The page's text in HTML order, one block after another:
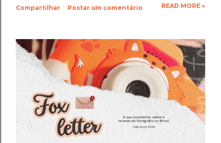
basta enviar suas fotinhos para o nosso e-mail
onde você é, e se preferir, contar um pouquinho sobre
suas fotinhos. Fique a vontade! Ficarei muito feliz de
recebê-las. Eu espero as suas obras de arte, ein?!
Beijos da raposa e até a próxima!!
Compartilhar Postar um comentário READ MORE »